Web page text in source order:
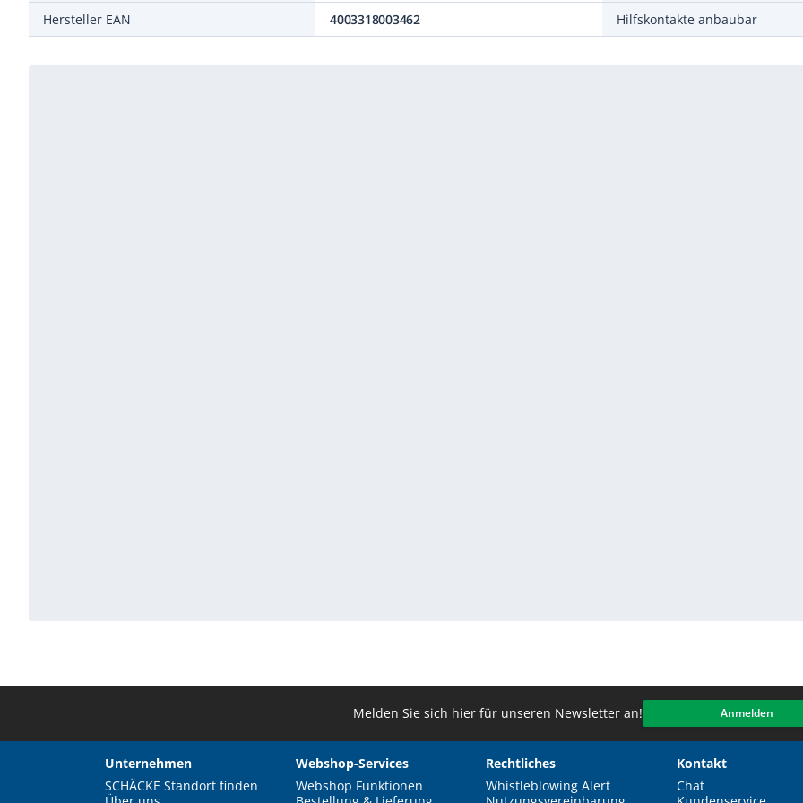
Hersteller EAN 4003318003462 Hilfskontakte anbaubar
Melden Sie sich hier für unseren Newsletter an! Anmelden
Unternehmen
SCHÄCKE Standort finden
Webshop-Services
Webshop Funktionen
Rechtliches
Whistleblowing Alert
Kontakt
Chat